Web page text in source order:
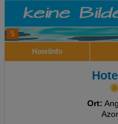
5
Hotelinfo
Ort: